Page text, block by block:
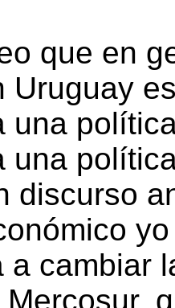
que en
Uruguay
una
una
discurso
a cambiar